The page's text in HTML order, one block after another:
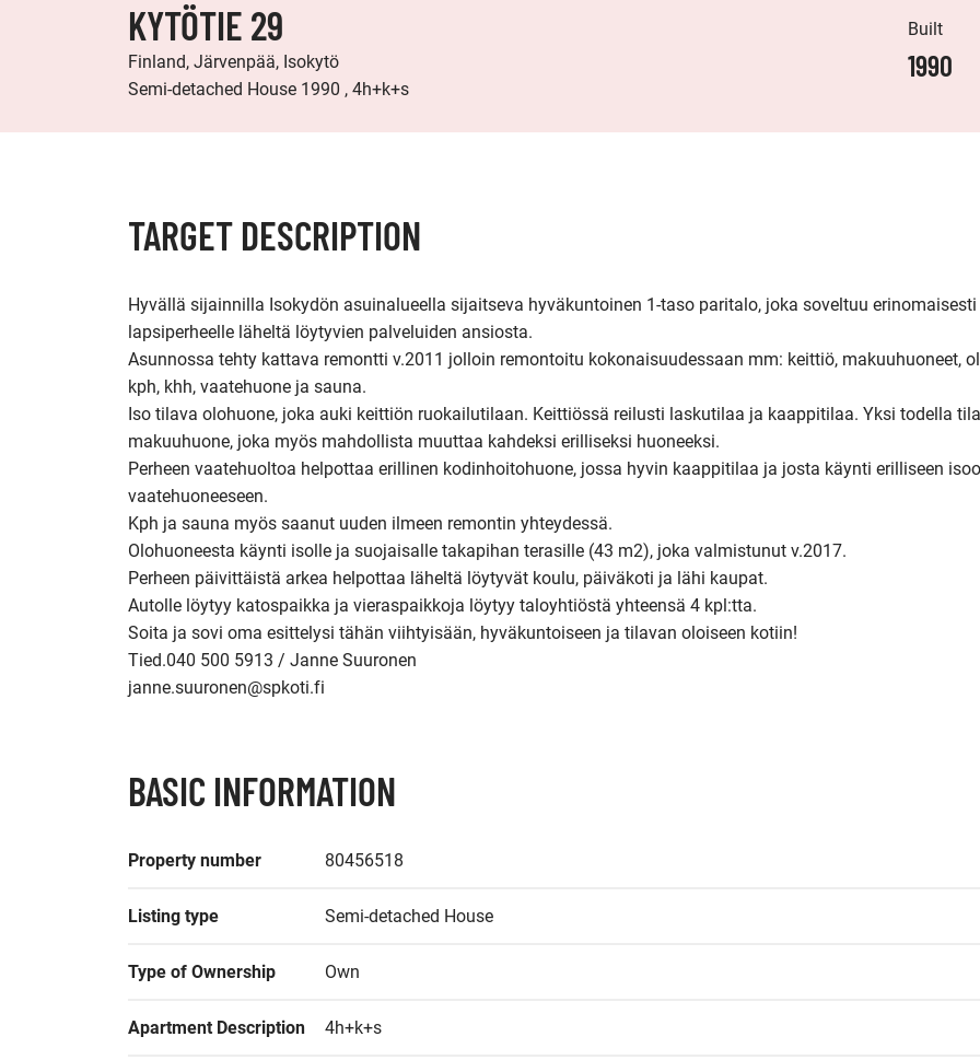
KYTÖTIE 29
Finland, Järvenpää, Isokytö
Semi-detached House 1990 , 4h+k+s
Built
1990
TARGET DESCRIPTION
Hyvällä sijainnilla Isokydön asuinalueella sijaitseva hyväkuntoinen 1-taso paritalo, joka soveltuu erinomaisesti
lapsiperheelle läheltä löytyvien palveluiden ansiosta.
Asunnossa tehty kattava remontti v.2011 jolloin remontoitu kokonaisuudessaan mm: keittiö, makuuhuoneet,
kph, khh, vaatehuone ja sauna.
Iso tilava olohuone, joka auki keittiön ruokailutilaan. Keittiössä reilusti laskutilaa ja kaappitilaa. Yksi todella
makuuhuone, joka myös mahdollista muuttaa kahdeksi erilliseksi huoneeksi.
Perheen vaatehuoltoa helpottaa erillinen kodinhoitohuone, jossa hyvin kaappitilaa ja josta käynti erilliseen
vaatehuoneeseen.
Kph ja sauna myös saanut uuden ilmeen remontin yhteydessä.
Olohuoneesta käynti isolle ja suojaisalle takapihan terasille (43 m2), joka valmistunut v.2017.
Perheen päivittäistä arkea helpottaa läheltä löytyvät koulu, päiväkoti ja lähi kaupat.
Autolle löytyy katospaikka ja vieraspaikkoja löytyy taloyhtiöstä yhteensä 4 kpl:tta.
Soita ja sovi oma esittelysi tähän viihtyisään, hyväkuntoiseen ja tilavan oloiseen kotiin!
Tied.040 500 5913 / Janne Suuronen
janne.suuronen@spkoti.fi
BASIC INFORMATION
Property number 80456518
Listing type Semi-detached House
Type of Ownership Own
Apartment Description 4h+k+s